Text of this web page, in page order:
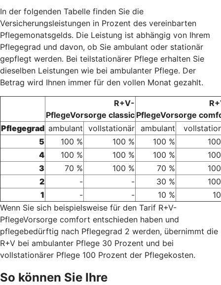
In der folgenden Tabelle finden Sie die
Versicherungsleistungen in Prozent des vereinbarten
Pflegemonatsgelds. Die Leistung ist abhängig von Ihrem
Pflegegrad und davon, ob Sie ambulant oder stationär
gepflegt werden. Bei teilstationärer Pflege erhalten Sie
dieselben Leistungen wie bei ambulanter Pflege. Der
Betrag wird Ihnen immer für den vollen Monat gezahlt.
R+V-
PflegeVorsorge classic PflegeVorsorge
Pflegegrad ambulant vollstationär ambulant
5
100 % 100 % 100 %
4
100 % 100 % 100 %
3
70 % 100 % 70 %
2
- - 30 %
1
- - 10 %
Wenn Sie sich beispielsweise für den Tarif R+V-
PflegeVorsorge comfort entschieden haben und
pflegebedürftig nach Pflegegrad 2 werden, übernimmt die
R+V bei ambulanter Pflege 30 Prozent und bei
vollstationärer Pflege 100 Prozent der Pflegekosten.
So können Sie Ihre